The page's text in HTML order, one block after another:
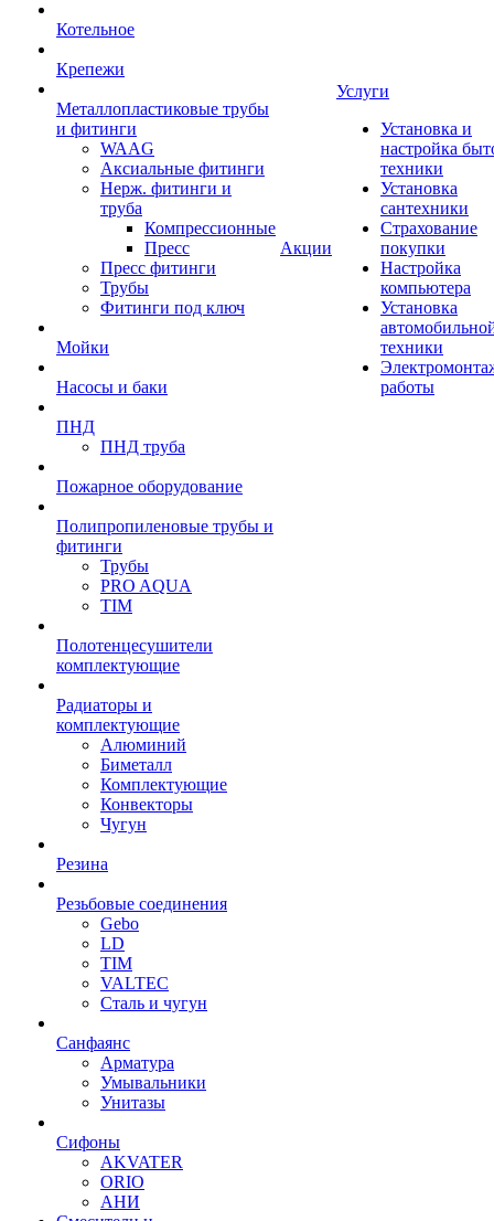
Котельное
Крепежи
Металлопластиковые трубы
и фитинги
WAAG
Аксиальные фитинги
Нерж. фитинги и
труба
Компрессионные
Пресс
Пресс фитинги
Трубы
Фитинги под ключ
Мойки
Насосы и баки
ПНД
ПНД труба
Пожарное оборудование
Полипропиленовые трубы и
фитинги
Трубы
PRO AQUA
TIM
Полотенцесушители
комплектующие
Радиаторы и
комплектующие
Алюминий
Биметалл
Комплектующие
Конвекторы
Чугун
Резина
Резьбовые соединения
Gebo
LD
TIM
VALTEC
Сталь и чугун
Санфаянс
Арматура
Умывальники
Унитазы
Сифоны
AKVATER
ORIO
АНИ
Акции
Услуги
Установка и
настройка
техники
Установка
сантехники
Страхование
покупки
Настройка
компьютера
Установка
техники
работы